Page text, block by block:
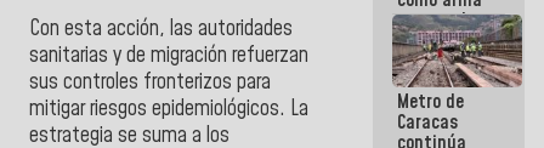
Con esta acción, las autoridades
sanitarias y de migración refuerzan
sus controles fronterizos para
mitigar riesgos epidemiológicos. La
estrategia se suma a los
contra el
Pueblo
Metro de
Caracas